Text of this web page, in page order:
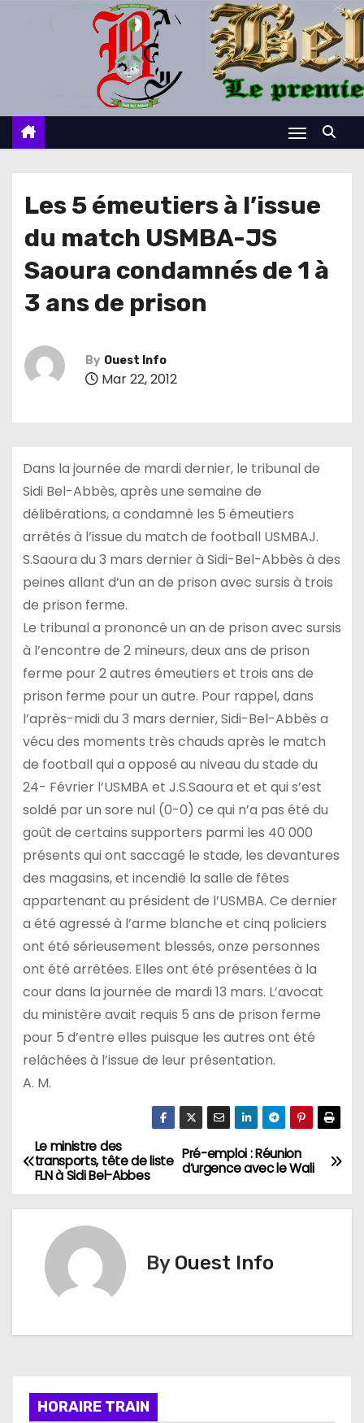
c
Les 5 émeutiers à l’issue
du match USMBA-JS
Saoura condamnés de 1 à
3 ans de prison
By Ouest Info
Mar 22, 2012
Dans la journée de mardi dernier, le tribunal de
Sidi Bel-Abbès, après une semaine de
délibérations, a condamné les 5 émeutiers
arrêtés à l’issue du match de football USMBAJ.
S.Saoura du 3 mars dernier à Sidi-Bel-Abbès à des
peines allant d’un an de prison avec sursis à trois
de prison ferme.
Le tribunal a prononcé un an de prison avec sursis
à l’encontre de 2 mineurs, deux ans de prison
ferme pour 2 autres émeutiers et trois ans de
prison ferme pour un autre. Pour rappel, dans
l’après-midi du 3 mars dernier, Sidi-Bel-Abbès a
vécu des moments très chauds après le match
de football qui a opposé au niveau du stade du
24- Février l’USMBA et J.S.Saoura et et qui s’est
soldé par un sore nul (0-0) ce qui n’a pas été du
goût de certains supporters parmi les 40 000
présents qui ont saccagé le stade, les devantures
des magasins, et incendié la salle de fêtes
appartenant au président de l’USMBA. Ce dernier
a été agressé à l’arme blanche et cinq policiers
ont été sérieusement blessés, onze personnes
ont été arrêtées. Elles ont été présentées à la
cour dans la journée de mardi 13 mars. L’avocat
du ministère avait requis 5 ans de prison ferme
pour 5 d’entre elles puisque les autres ont été
relâchées à l’issue de leur présentation.
A. M.
N
a
Pré-emploi : Réunion
d’urgence avec le Wali
Le ministre des
transports, tête de liste
FLN à Sidi Bel-Abbes
By Ouest Info
HORAIRE TRAIN